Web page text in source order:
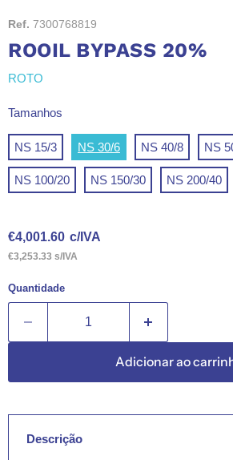
Ref. 7300768819
ROOIL BYPASS 20%
ROTO
Tamanhos
NS 15/3 NS 30/6 NS 40/8 NS
NS 100/20 NS 150/30 NS 200/40
€4,001.60 c/IVA
€3,253.33 s/IVA
Quantidade
Adicionar ao
Descrição